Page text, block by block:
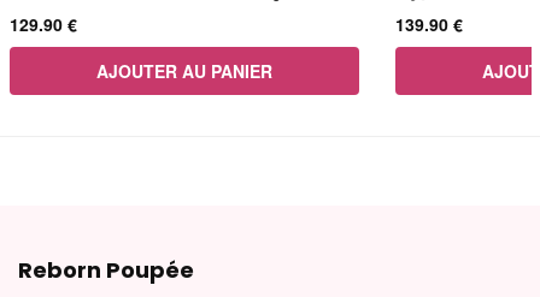
129.90 €
AJOUTER AU PANIER
139.90 €
Reborn Poupée